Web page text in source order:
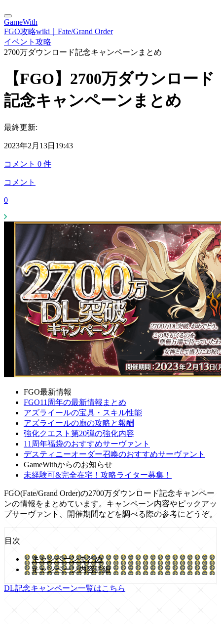
GameWith
FGO攻略wiki｜Fate/Grand Order
イベント攻略
2700万ダウンロード記念キャンペーンまとめ
【FGO】2700万ダウンロード
記念キャンペーンまとめ
最終更新:
2023年2月13日19:43
コメント 0 件
コメント
0
FGO最新情報
FGO11周年の最新情報まとめ
アズライールの宝具・スキル性能
アズライールの廟の攻略と報酬
強化クエスト第20弾の強化内容
11周年福袋のおすすめサーヴァント
デスティニーオーダー召喚のおすすめサーヴァント
GameWithからのお知らせ
未経験可&完全在宅！攻略ライター募集！
FGO(Fate/Grand Order)の2700万ダウンロード記念キャンペー
ンの情報をまとめています。キャンペーン内容やピックアッ
プサーヴァント、開催期間などを調べる際の参考にどうぞ。
目次
キャンペーンまとめ
キャンペーン内容詳細
DL記念キャンペーン一覧はこちら